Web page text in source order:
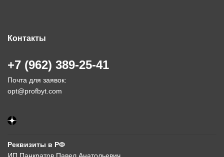
Контакты
+7 (962) 389-25-41
Почта для заявок:
opt@profbyt.com
Реквизиты в РФ
ИП Панкратов Павел Анатольевич